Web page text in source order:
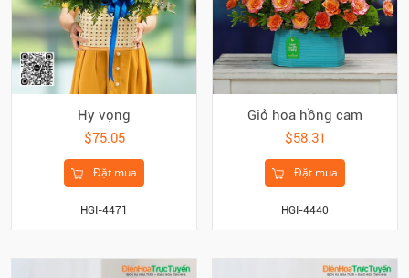
Hy vọng
$75.05
Đặt mua
HGI-4471
Giỏ hoa hồng cam
$58.31
Đặt mua
HGI-4440